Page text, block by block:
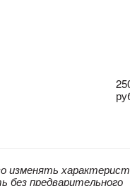
изменять
без предварительного